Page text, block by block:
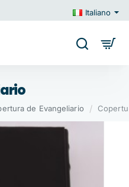
Italiano
de Evangeliario